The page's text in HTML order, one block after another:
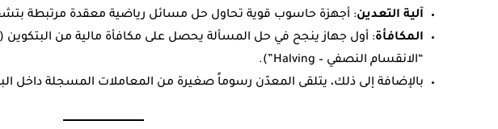
آلية التعدين: أجهزة حاسوب قوية تحاول حل مسائل رياضية معقدة مرتبطة
المكافأة
“الانقسام النصفي – Halving”).
بالإضافة إلى ذلك، يتلقى المعدّن رسوماً صغيرة من المعاملات المسجلة داخل